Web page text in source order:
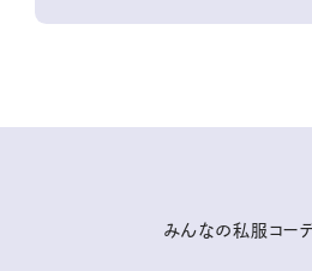
みんなの私服コーデ